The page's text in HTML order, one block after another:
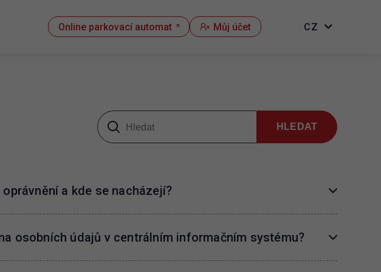
Online parkovací automat Můj účet CZ
HLEDAT
a kde se nacházejí?
osobních údajů v centrálním informačním systému?